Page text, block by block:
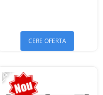
CERE OFERTA
-24%